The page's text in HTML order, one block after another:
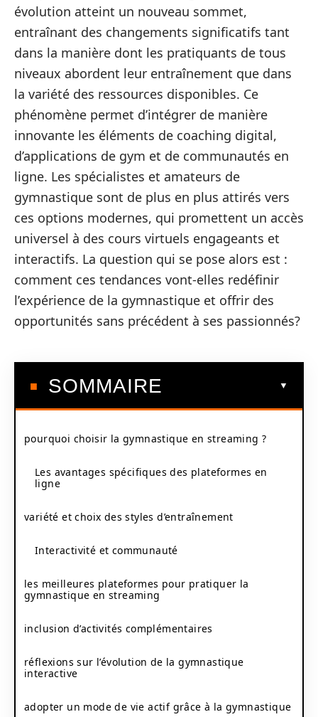
évolution atteint un nouveau sommet,
entraînant des changements significatifs tant
dans la manière dont les pratiquants de tous
niveaux abordent leur entraînement que dans
la variété des ressources disponibles. Ce
phénomène permet d’intégrer de manière
innovante les éléments de coaching digital,
d’applications de gym et de communautés en
ligne. Les spécialistes et amateurs de
gymnastique sont de plus en plus attirés vers
ces options modernes, qui promettent un accès
universel à des cours virtuels engageants et
interactifs. La question qui se pose alors est :
comment ces tendances vont-elles redéfinir
l’expérience de la gymnastique et offrir des
opportunités sans précédent à ses passionnés?
SOMMAIRE
pourquoi choisir la gymnastique en streaming ?
Les avantages spécifiques des plateformes en
ligne
variété et choix des styles d’entraînement
Interactivité et communauté
les meilleures plateformes pour pratiquer la
gymnastique en streaming
inclusion d’activités complémentaires
réflexions sur l’évolution de la gymnastique
interactive
adopter un mode de vie actif grâce à la gymnastique